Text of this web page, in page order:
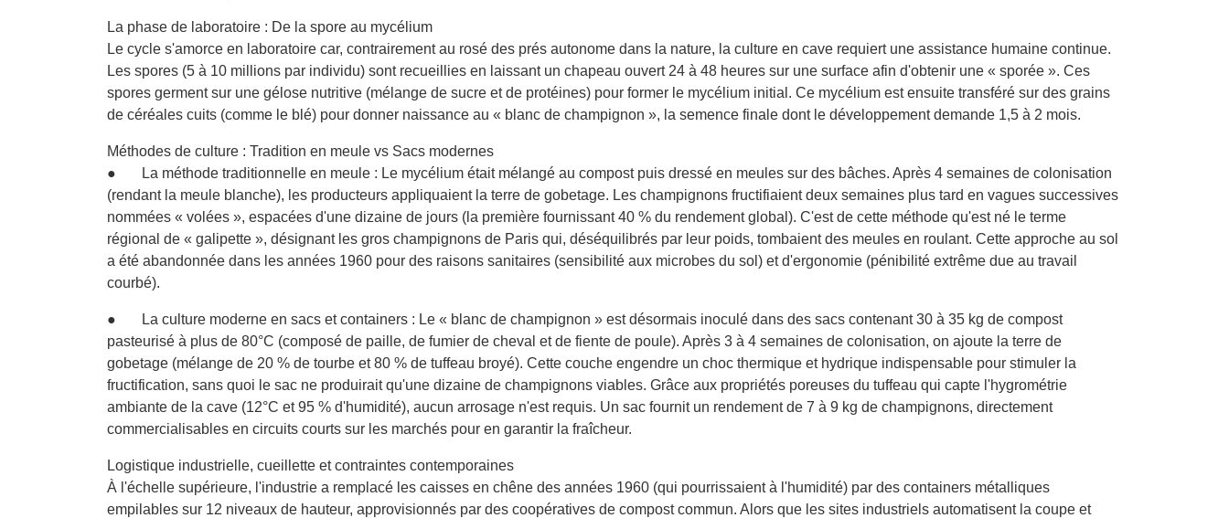
La phase de laboratoire : De la spore au mycélium
Le cycle s'amorce en laboratoire car, contrairement au rosé des prés autonome dans la nature, la culture en cave requiert une assistance humaine continue.
Les spores (5 à 10 millions par individu) sont recueillies en laissant un chapeau ouvert 24 à 48 heures sur une surface afin d'obtenir une « sporée ». Ces
spores germent sur une gélose nutritive (mélange de sucre et de protéines) pour former le mycélium initial. Ce mycélium est ensuite transféré sur des grains
de céréales cuits (comme le blé) pour donner naissance au « blanc de champignon », la semence finale dont le développement demande 1,5 à 2 mois.
Méthodes de culture : Tradition en meule vs Sacs modernes
● La méthode traditionnelle en meule : Le mycélium était mélangé au compost puis dressé en meules sur des bâches. Après 4 semaines de colonisation
(rendant la meule blanche), les producteurs appliquaient la terre de gobetage. Les champignons fructifiaient deux semaines plus tard en vagues successives
nommées « volées », espacées d'une dizaine de jours (la première fournissant 40 % du rendement global). C'est de cette méthode qu'est né le terme
régional de « galipette », désignant les gros champignons de Paris qui, déséquilibrés par leur poids, tombaient des meules en roulant. Cette approche au sol
a été abandonnée dans les années 1960 pour des raisons sanitaires (sensibilité aux microbes du sol) et d'ergonomie (pénibilité extrême due au travail
courbé).
● La culture moderne en sacs et containers : Le « blanc de champignon » est désormais inoculé dans des sacs contenant 30 à 35 kg de compost
pasteurisé à plus de 80°C (composé de paille, de fumier de cheval et de fiente de poule). Après 3 à 4 semaines de colonisation, on ajoute la terre de
gobetage (mélange de 20 % de tourbe et 80 % de tuffeau broyé). Cette couche engendre un choc thermique et hydrique indispensable pour stimuler la
fructification, sans quoi le sac ne produirait qu'une dizaine de champignons viables. Grâce aux propriétés poreuses du tuffeau qui capte l'hygrométrie
ambiante de la cave (12°C et 95 % d'humidité), aucun arrosage n'est requis. Un sac fournit un rendement de 7 à 9 kg de champignons, directement
commercialisables en circuits courts sur les marchés pour en garantir la fraîcheur.
Logistique industrielle, cueillette et contraintes contemporaines
À l'échelle supérieure, l'industrie a remplacé les caisses en chêne des années 1960 (qui pourrissaient à l'humidité) par des containers métalliques
empilables sur 12 niveaux de hauteur, approvisionnés par des coopératives de compost commun. Alors que les sites industriels automatisent la coupe et